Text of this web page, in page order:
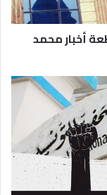
أخبار محمد